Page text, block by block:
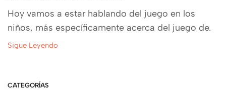
Hoy vamos a estar hablando del juego en los
niños, más específicamente acerca del juego de.
Sigue Leyendo
CATEGORÍAS